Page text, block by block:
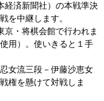
経済新聞社）の本戦準決
を中継します。
・将棋会館で行われま
用）。使いきると１手
女流三段－伊藤沙恵女
権を懸けて対戦しま